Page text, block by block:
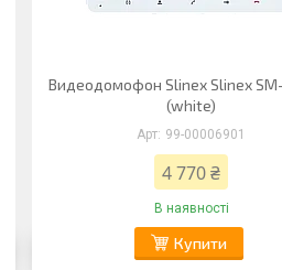
Видеодомофон Slinex Slinex
(white)
99-00006901
4 770 ₴
В наявності
Купити